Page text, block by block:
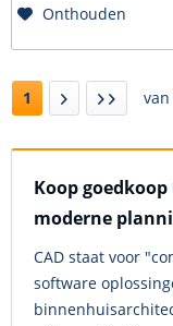
Onthouden
1 van
Koop
moderne
CAD staat voor
software